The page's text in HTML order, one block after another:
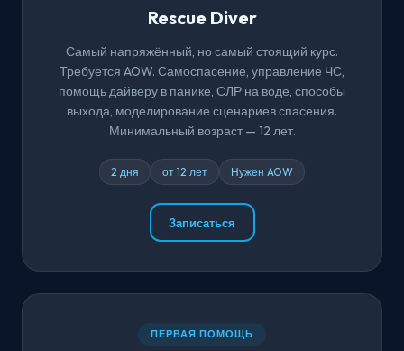
Rescue Diver
Самый напряжённый, но самый стоящий курс.
Требуется AOW. Самоспасение, управление ЧС,
помощь дайверу в панике, СЛР на воде, способы
выхода, моделирование сценариев спасения.
Минимальный возраст — 12 лет.
2 дня от 12 лет Нужен AOW
Записаться
ПЕРВАЯ ПОМОЩЬ